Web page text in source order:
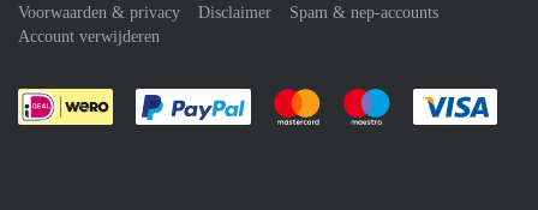
Voorwaarden & privacy
Disclaimer
Spam & nep-accounts
Account verwijderen
Je rekent gemakkelijk af met Paypal
Je rekent gemakkelijk af met
Je rekent